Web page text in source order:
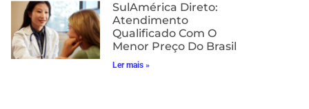
SulAmérica Direto:
Atendimento
Qualificado Com O
Menor Preço Do Brasil
Ler mais »